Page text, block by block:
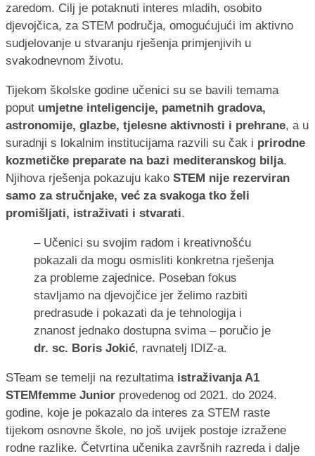
zaredom. Cilj je potaknuti interes mladih, osobito
djevojčica, za STEM područja, omogućujući im aktivno
sudjelovanje u stvaranju rješenja primjenjivih u
svakodnevnom životu.
Tijekom školske godine učenici su se bavili temama
poput umjetne inteligencije, pametnih gradova,
astronomije, glazbe, tjelesne aktivnosti i prehrane, a u
suradnji s lokalnim institucijama razvili su čak i prirodne
kozmetičke preparate na bazi mediteranskog bilja.
Njihova rješenja pokazuju kako STEM nije rezerviran
samo za stručnjake, već za svakoga tko želi
promišljati, istraživati i stvarati.
– Učenici su svojim radom i kreativnošću
pokazali da mogu osmisliti konkretna rješenja
za probleme zajednice. Poseban fokus
stavljamo na djevojčice jer želimo razbiti
predrasude i pokazati da je tehnologija i
znanost jednako dostupna svima – poručio je
dr. sc. Boris Jokić, ravnatelj IDIZ-a.
STeam se temelji na rezultatima istraživanja A1
STEMfemme Junior provedenog od 2021. do 2024.
godine, koje je pokazalo da interes za STEM raste
tijekom osnovne škole, no još uvijek postoje izražene
rodne razlike. Četvrtina učenika završnih razreda i dalje